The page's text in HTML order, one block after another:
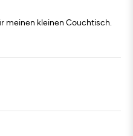
meinen kleinen Couchtisch.